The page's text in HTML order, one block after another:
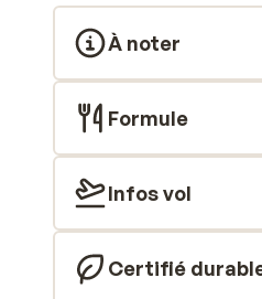
À noter
Formule
Infos vol
Certifié